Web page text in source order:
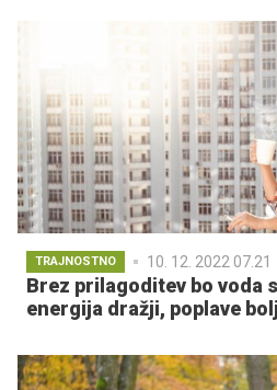
TRAJNOSTNO 10. 12. 2022 07.21
Brez prilagoditev bo voda
energija dražji, poplave